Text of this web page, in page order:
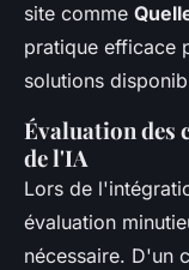
site comme
pratique efficace
solutions
Évaluation des
de l'IA
Lors de
évaluation
nécessaire. D'un